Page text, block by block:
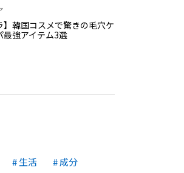
】韓国コスメで驚きの毛穴ケ
最強アイテム3選
生活
成分